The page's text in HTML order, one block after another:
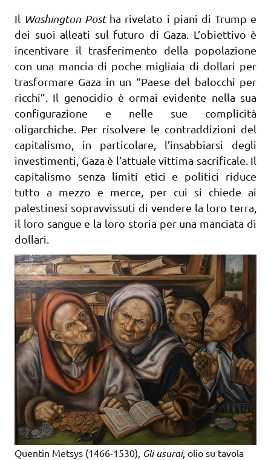
Il Washington Postha rivelato i piani di Trump e
dei suoi alleati sul futuro di Gaza. L’obiettivo è
incentivare il trasferimento della popolazione
con una mancia di poche migliaia di dollari per
trasformare Gaza in un “Paese del balocchi per
ricchi”. Il genocidio è ormai evidente nella sua
configurazione e nelle sue complicità
oligarchiche. Per risolvere le contraddizioni del
capitalismo, in particolare, l’insabbiarsi degli
investimenti, Gaza è l’attuale vittima sacrificale. Il
capitalismo senza limiti etici e politici riduce
tutto a mezzo e merce, per cui si chiede ai
palestinesi sopravvissuti di vendere la loro terra,
il loro sangue e la loro storia per una manciata di
dollari.
Quentin Metsys (1466-1530), Gli usurai, olio su tavola